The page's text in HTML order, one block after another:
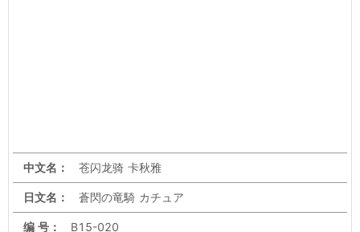
中文名： 苍闪龙骑 卡秋雅
日文名： 蒼閃の竜騎 カチュア
编 号： B15-020